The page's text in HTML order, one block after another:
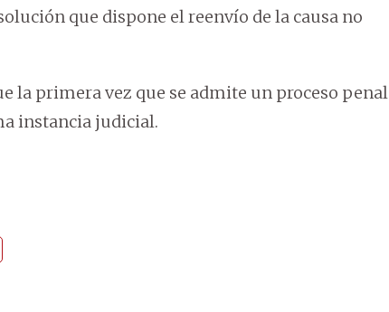
que dispone el reenvío de la causa no
la primera vez que se admite un proceso penal
instancia judicial.